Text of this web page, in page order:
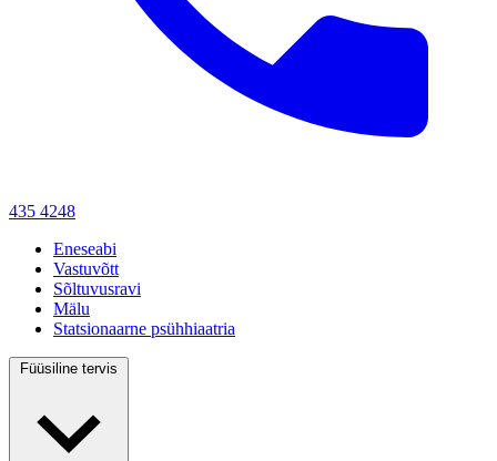
435 4248
Eneseabi
Vastuvõtt
Sõltuvusravi
Mälu
Statsionaarne psühhiaatria
Füüsiline tervis